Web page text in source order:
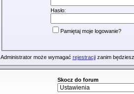
Hasło:
Pamiętaj moje logowanie?
Administrator może wymagać rejestracjizanim
Skocz do forum